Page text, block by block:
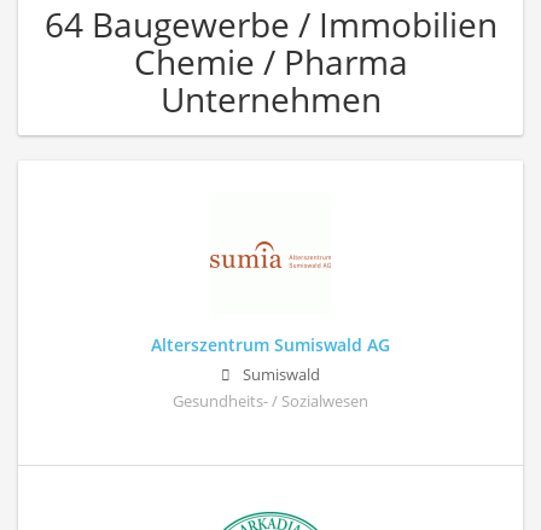
64 Baugewerbe / Immobilien
Chemie / Pharma
Unternehmen
Alterszentrum Sumiswald AG
Sumiswald
Gesundheits- / Sozialwesen